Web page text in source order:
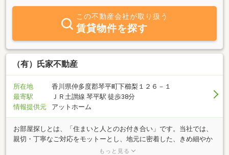
この不動産会社が取り扱う
賃貸物件を探す
（有）氏家不動産
所在地
香川県仲多度郡琴平町下櫛梨１２６－１
最寄駅
ＪＲ土讃線 琴平駅 徒歩38分
情報提供元
アットホーム
お部屋探しとは、「住まいと人とのお付き合い」です。当社では、
親切・丁寧なご対応をモットーとし、地元に密着した、きめ細やか
な情報＆サービスをご提供いたします。琴平町・まんのう町を中心
もっと見る